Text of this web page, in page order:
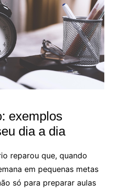
exemplos
dia a dia
reparou que, quando
em pequenas metas
só para preparar aulas